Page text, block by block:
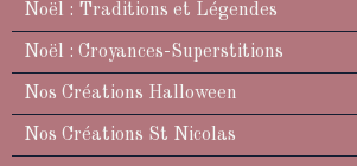
Noël : Traditions et Légendes
Noël : Croyances-Superstitions
Nos Créations Halloween
Nos Créations St Nicolas